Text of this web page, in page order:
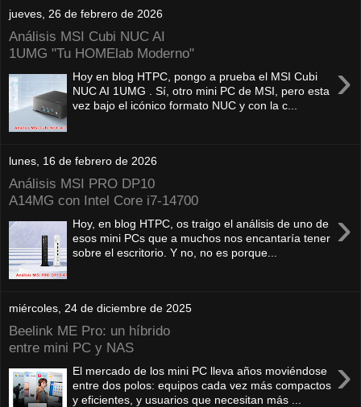
jueves, 26 de febrero de 2026
Análisis MSI Cubi NUC AI
1UMG "Tu HOMElab Moderno"
›
Hoy en blog HTPC, pongo a prueba el MSI Cubi
NUC AI 1UMG . Sí, otro mini PC de MSI, pero esta
vez bajo el icónico formato NUC y con la c...
lunes, 16 de febrero de 2026
Análisis MSI PRO DP10
A14MG con Intel Core i7-14700
›
Hoy, en blog HTPC, os traigo el análisis de uno de
esos mini PCs que a muchos nos encantaría tener
sobre el escritorio. Y no, no es porque...
miércoles, 24 de diciembre de 2025
Beelink ME Pro: un híbrido
entre mini PC y NAS
›
El mercado de los mini PC lleva años moviéndose
entre dos polos: equipos cada vez más compactos
y eficientes, y usuarios que necesitan más ...